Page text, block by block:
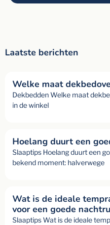
Laatste berichten
Welke maat
Dekbedden Welke maat
in de winkel
Hoelang duurt een
Slaaptips Hoelang duurt een
bekend moment: halverwege
Wat is de ideale
voor een goede
Slaaptips Wat is de ideale